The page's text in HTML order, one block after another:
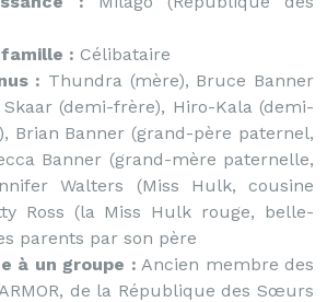
: Célibataire
: Thundra (mère), Bruce Banner
(demi-frère), Hiro-Kala (demi-
Brian Banner (grand-père paternel,
Banner (grand-mère paternelle,
Walters (Miss Hulk, cousine
Ross (la Miss Hulk rouge, belle-
parents par son père
à un groupe : Ancien membre des
de la République des Sœurs